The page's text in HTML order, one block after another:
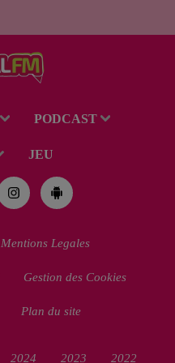
PODCAST
JEU
Mentions Legales
Gestion des Cookies
Plan du site
2024 2023 2022